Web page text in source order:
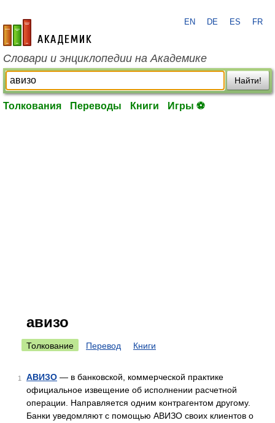
academic.ru
EN DE ES FR
Словари и энциклопедии на Академике
Найти!
Толкования Переводы Книги Игры ⚽
авизо
Толкование Перевод Книги
1 АВИЗО — в банковской, коммерческой практике
официальное извещение об исполнении расчетной
операции. Направляется одним контрагентом другому.
Банки уведомляют с помощью АВИЗО своих клиентов о